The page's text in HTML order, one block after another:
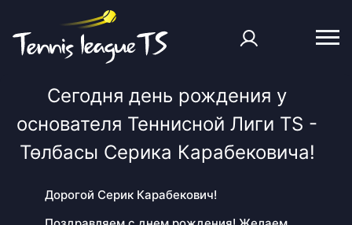
Сегодня день рождения у
основателя Теннисной Лиги TS -
Төлбасы Серика Карабековича!
Дорогой Серик Карабекович!